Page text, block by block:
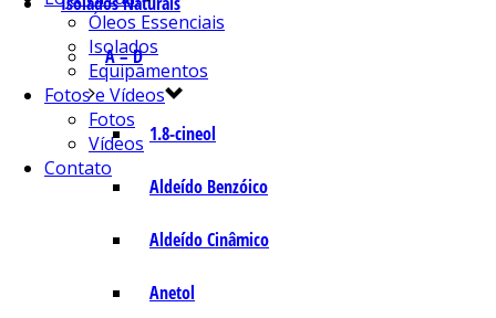
A – D
1.8-cineol
Aldeído Benzóico
Aldeído Cinâmico
Anetol
Óleos Essenciais
Isolados
Equipamentos
Fotos e Vídeos
Fotos
Vídeos
Contato